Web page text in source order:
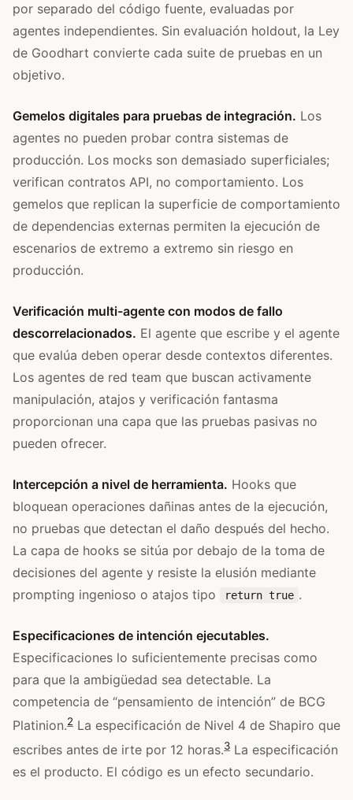
por separado del código fuente, evaluadas por
agentes independientes. Sin evaluación holdout, la Ley
de Goodhart convierte cada suite de pruebas en un
objetivo.
Gemelos digitales para pruebas de integración. Los
agentes no pueden probar contra sistemas de
producción. Los mocks son demasiado superficiales;
verifican contratos API, no comportamiento. Los
gemelos que replican la superficie de comportamiento
de dependencias externas permiten la ejecución de
escenarios de extremo a extremo sin riesgo en
producción.
Verificación multi-agente con modos de fallo
descorrelacionados. El agente que escribe y el agente
que evalúa deben operar desde contextos diferentes.
Los agentes de red team que buscan activamente
manipulación, atajos y verificación fantasma
proporcionan una capa que las pruebas pasivas no
pueden ofrecer.
Intercepción a nivel de herramienta. Hooks que
bloquean operaciones dañinas antes de la ejecución,
no pruebas que detectan el daño después del hecho.
La capa de hooks se sitúa por debajo de la toma de
decisiones del agente y resiste la elusión mediante
prompting ingenioso o atajos tipo
return true .
Especificaciones de intención ejecutables.
Especificaciones lo suficientemente precisas como
para que la ambigüedad sea detectable. La
competencia de “pensamiento de intención” de BCG
Platinion.2 La especificación de Nivel 4 de Shapiro que
escribes antes de irte por 12 horas.3 La especificación
es el producto. El código es un efecto secundario.